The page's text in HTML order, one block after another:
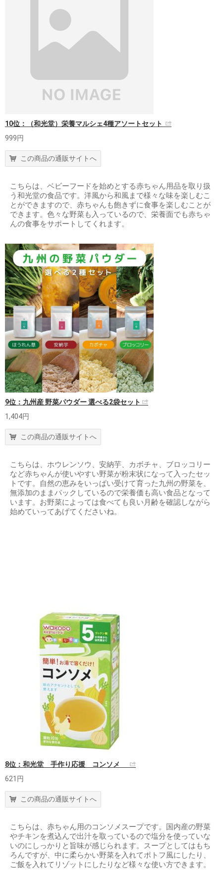
10位：（和光堂）栄養マルシェ4種アソートセット
999円
この商品の通販サイトへ
こちらは、ベビーフードを始めとする赤ちゃん用品を取り扱
う和光堂の食品です。洋風から和風まで様々な味を楽しむこ
とができますので、赤ちゃんも飽きずに食事を楽しむことが
できます。色々な野菜も入っているので、栄養面でも赤ちゃ
んの食事をサポートしてくれます。
9位：九州産 野菜パウダー 選べる2袋セット
1,404円
この商品の通販サイトへ
こちらは、ホウレンソウ、安納芋、カボチャ、ブロッコリー
など赤ちゃんが使いやすい野菜が粉末状になって入ったセッ
トです。自然の恵みをいっぱい受けて育った九州の野菜を、
無添加のままパックしているので栄養価も高い食品となって
います。お野菜によっては食べても良い月齢を確認しながら
始めていってあげてくださいね。
8位：和光堂 手作り応援 コンソメ
621円
この商品の通販サイトへ
こちらは、赤ちゃん用のコンソメスープです。国内産の野菜
やチキンを煮込んで出汁を取っているので塩分を使っていな
いのにしっかりと旨味が感じられます。スープとしてはもち
ろんですが、中に柔らかい野菜を入れてポトフ風にしたり、
ご飯を入れてリゾットにしたりなど様々な使い方できます。